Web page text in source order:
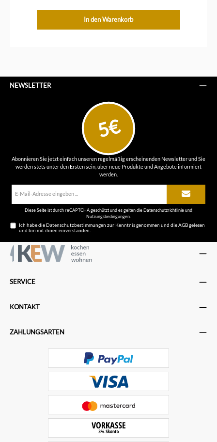
In den Warenkorb
NEWSLETTER
5€
Abonnieren Sie jetzt einfach unseren regelmäßig erscheinenden Newsletter und Sie
werden stets unter den Ersten sein, über neue Produkte und Angebote informiert
werden.
Diese Seite ist durch reCAPTCHA geschützt und es gelten dieDatenschutzrichtlinieund
Nutzungsbedingungen
Ich habe dieDatenschutzbestimmungen zur Kenntnis genommen und dieAGBgelesen
und bin mit ihnen einverstanden.
SERVICE
KONTAKT
ZAHLUNGSARTEN